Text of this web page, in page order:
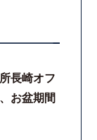
長崎オフ
お盆期間